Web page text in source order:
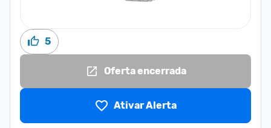
5
Oferta encerrada
Ativar Alerta